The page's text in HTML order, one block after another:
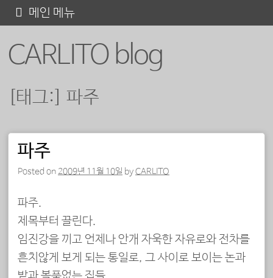
CARLITO blog
메인 메뉴
텐
[태그:] 파주
포스트 내비게이션
파주
Posted on 2009년 11월 10일 byCARLITO
파주.
제목부터 끌린다.
임진강을 끼고 언제나 안개 자욱한 자유로와 전차를
흔치않게 보게 되는 통일로, 그 사이로 보이는 논과